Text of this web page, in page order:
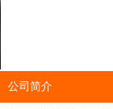
公司简介